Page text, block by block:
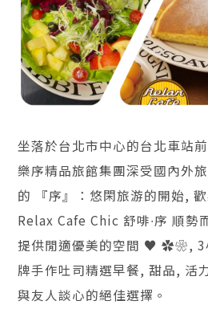
坐落於台北市中心的台北車站
樂序精品旅館集團深受國內外
的 『序』：悠閑旅游的開始,
Relax Cafe Chic 舒啡∙序 順勢
提供閒適優美的空間 ♥︎ ✿❀, 3
牌手作吐司精選早餐, 甜品, 活
與友人談心的絕佳選擇。